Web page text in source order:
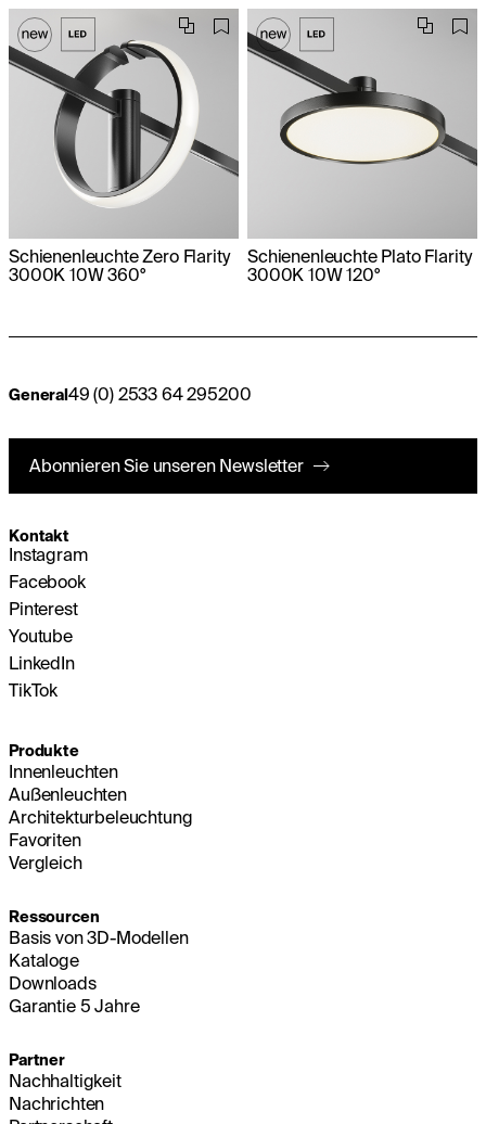
Schienenleuchte Zero Flarity
3000K 10W 360°
Schienenleuchte Plato Flarity
3000K 10W 120°
General49 (0) 2533 64 295200
Abonnieren Sie unseren Newsletter
Kontakt
Instagram
Facebook
Pinterest
Youtube
LinkedIn
TikTok
Produkte
Innenleuchten
Außenleuchten
Architekturbeleuchtung
Favoriten
Vergleich
Ressourcen
Basis von 3D-Modellen
Kataloge
Downloads
Garantie 5 Jahre
Partner
Nachhaltigkeit
Nachrichten